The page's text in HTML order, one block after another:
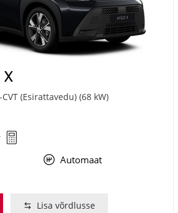
(Esirattavedu) (68 kW)
Automaat
Lisa võrdlusse